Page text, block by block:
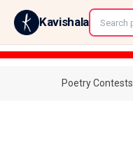
Kavishala
Poetry Contests